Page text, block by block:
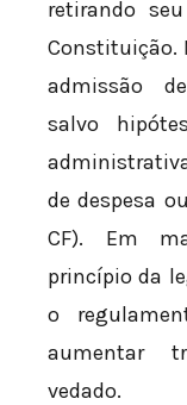
retirando
Constituição.
admissão
salvo
de despesa
CF). Em
princípio da
o
aumentar
vedado.